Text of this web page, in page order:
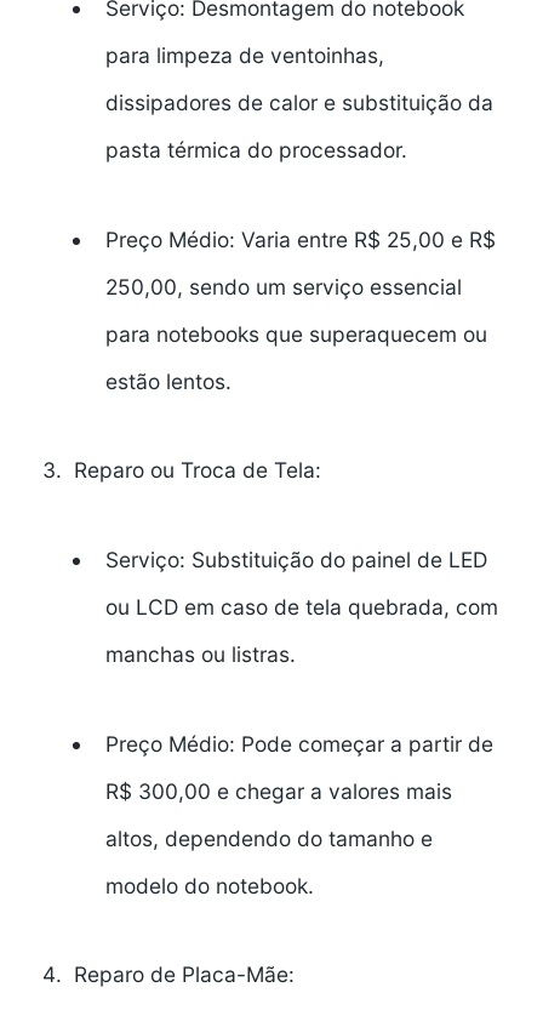
Serviço: Desmontagem do notebook
para limpeza de ventoinhas,
dissipadores de calor e substituição da
pasta térmica do processador.
Preço Médio: Varia entre R$ 25,00 e R$
250,00, sendo um serviço essencial
para notebooks que superaquecem ou
estão lentos.
Reparo ou Troca de Tela:
Serviço: Substituição do painel de LED
ou LCD em caso de tela quebrada, com
manchas ou listras.
Preço Médio: Pode começar a partir de
R$ 300,00 e chegar a valores mais
altos, dependendo do tamanho e
modelo do notebook.
Reparo de Placa-Mãe: